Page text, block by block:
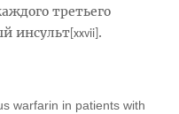
третьего
инсульт [xxvii] .
warfarin in patients with